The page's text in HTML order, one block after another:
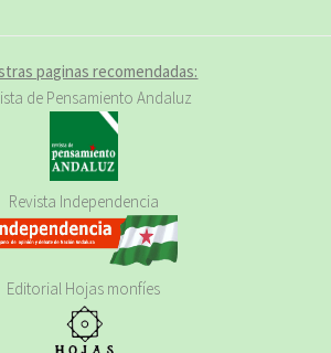
paginas recomendadas:
de Pensamiento Andaluz
Revista Independencia
Editorial Hojas monfíes